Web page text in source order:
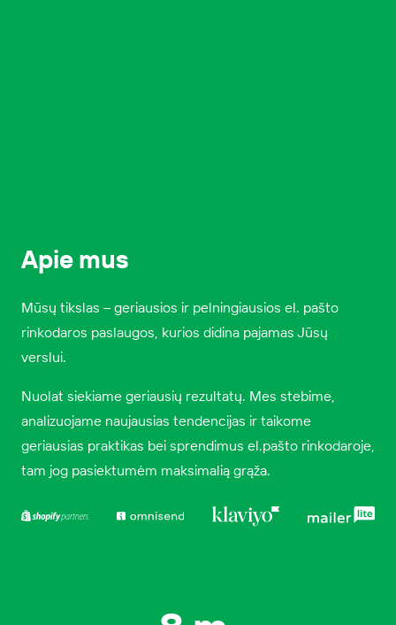
Apie mus
Mūsų tikslas – geriausios ir pelningiausios el. pašto
rinkodaros paslaugos, kurios didina pajamas Jūsų
verslui.
Nuolat siekiame geriausių rezultatų. Mes stebime,
analizuojame naujausias tendencijas ir taikome
geriausias praktikas bei sprendimus el.pašto rinkodaroje,
tam jog pasiektumėm maksimalią grąža.